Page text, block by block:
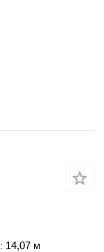
14,07 м